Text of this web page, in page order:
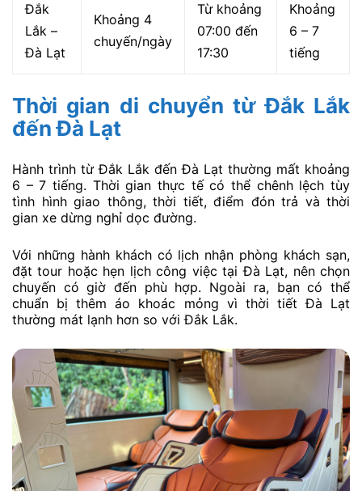
Đắk
Lắk –
Đà Lạt
Khoảng 4
chuyến/ngày
Từ khoảng
07:00 đến
17:30
Khoảng
6 – 7
tiếng
Thời gian di chuyển từ Đắk Lắk
đến Đà Lạt
Hành trình từ Đắk Lắk đến Đà Lạt thường mất khoảng
6 – 7 tiếng. Thời gian thực tế có thể chênh lệch tùy
tình hình giao thông, thời tiết, điểm đón trả và thời
gian xe dừng nghỉ dọc đường.
Với những hành khách có lịch nhận phòng khách sạn,
đặt tour hoặc hẹn lịch công việc tại Đà Lạt, nên chọn
chuyến có giờ đến phù hợp. Ngoài ra, bạn có thể
chuẩn bị thêm áo khoác mỏng vì thời tiết Đà Lạt
thường mát lạnh hơn so với Đắk Lắk.